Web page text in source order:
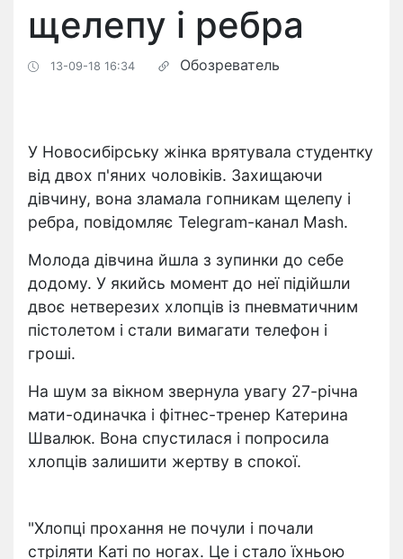
щелепу і ребра
13-09-18 16:34 Обозреватель
У Новосибірську жінка врятувала студентку
від двох п'яних чоловіків. Захищаючи
дівчину, вона зламала гопникам щелепу і
ребра, повідомляє Telegram-канал Mash.
Молода дівчина йшла з зупинки до себе
додому. У якийсь момент до неї підійшли
двоє нетверезих хлопців із пневматичним
пістолетом і стали вимагати телефон і
гроші.
На шум за вікном звернула увагу 27-річна
мати-одиначка і фітнес-тренер Катерина
Швалюк. Вона спустилася і попросила
хлопців залишити жертву в спокої.
"Хлопці прохання не почули і почали
стріляти Каті по ногах. Це і стало їхньою